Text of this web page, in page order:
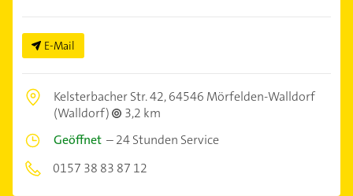
E-Mail
Kelsterbacher Str. 42,64546 Mörfelden-Walldorf
(Walldorf)
3,2 km
Geöffnet –24 Stunden Service
0157 38 83 87 12